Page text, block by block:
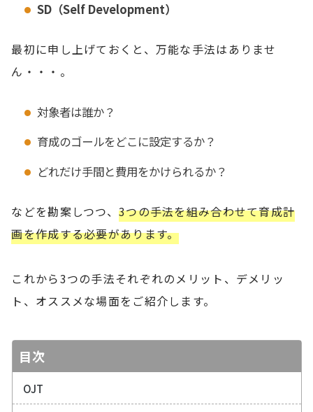
SD（Self Development）
最初に申し上げておくと、万能な手法はありませ
ん・・・。
対象者は誰か？
育成のゴールをどこに設定するか？
どれだけ手間と費用をかけられるか？
などを勘案しつつ、 3つの手法を組み合わせて育成計
画を作成する必要があります。
これから3つの手法それぞれのメリット、デメリッ
ト、オススメな場面をご紹介します。
目次
OJT